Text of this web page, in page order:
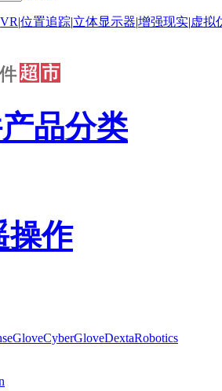
VR|位置追踪|立体显示器|增强现实|虚拟
品分类
操作
CyberGloveDextaRobotics